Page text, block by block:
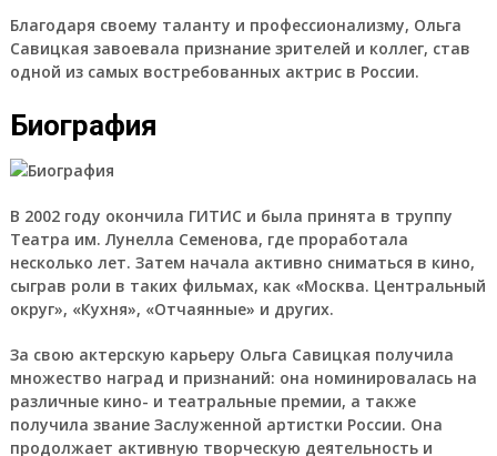
Благодаря своему таланту и профессионализму, Ольга
Савицкая завоевала признание зрителей и коллег, став
одной из самых востребованных актрис в России.
Биография
В 2002 году окончила ГИТИС и была принята в труппу
Театра им. Лунелла Семенова, где проработала
несколько лет. Затем начала активно сниматься в кино,
сыграв роли в таких фильмах, как «Москва. Центральный
округ», «Кухня», «Отчаянные» и других.
За свою актерскую карьеру Ольга Савицкая получила
множество наград и признаний: она номинировалась на
различные кино- и театральные премии, а также
получила звание Заслуженной артистки России. Она
продолжает активную творческую деятельность и